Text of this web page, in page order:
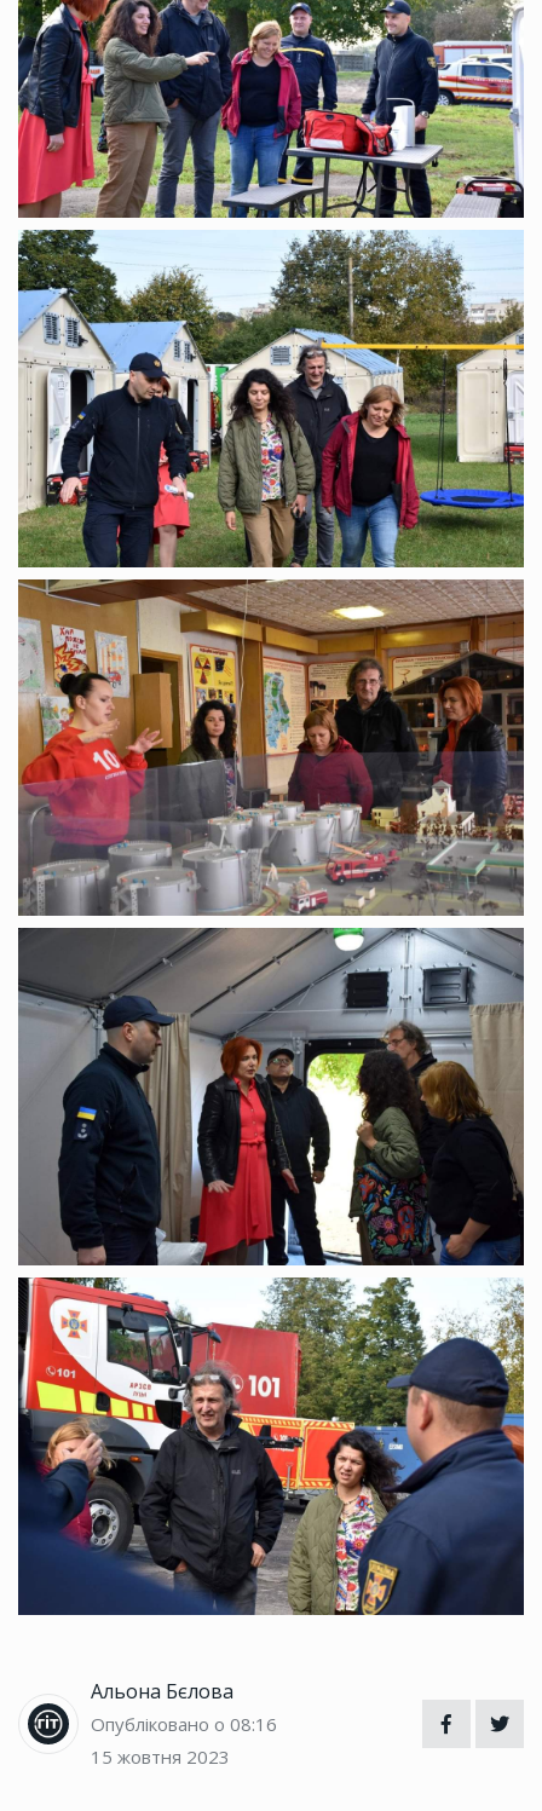
Альона Бєлова
Опубліковано о 08:16
15 жовтня 2023